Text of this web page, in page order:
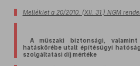
Melléklet a 20/2010. (XII. 31.) NGM
A műszaki biztonsági,
hatáskörébe utalt építésügyi
szolgáltatási díj mértéke